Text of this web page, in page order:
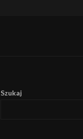
Szukaj